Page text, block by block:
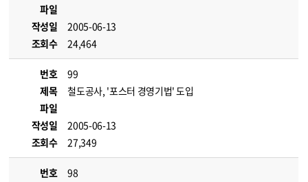
파일
작성일
2005-06-13
조회수
24,464
번호
99
제목
철도공사, '포스터 경영기법' 도입
파일
작성일
2005-06-13
조회수
27,349
번호
98